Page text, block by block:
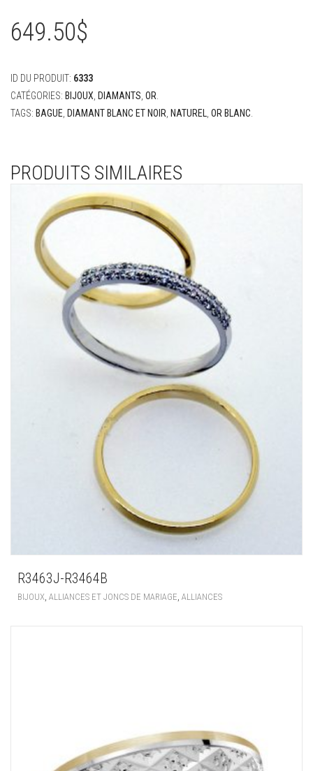
649.50$
ID DU PRODUIT: 6333
CATÉGORIES: BIJOUX DIAMANTS OR
TAGS: BAGUE DIAMANT BLANC ET NOIR NATUREL OR BLANC
PRODUITS SIMILAIRES
R3463J-R3464B
BIJOUX, ALLIANCES ET JONCS DE MARIAGE, ALLIANCES